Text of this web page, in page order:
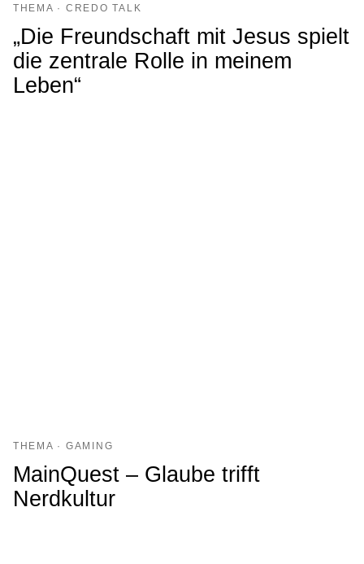
THEMA · CREDO TALK
„Die Freundschaft mit Jesus spielt
die zentrale Rolle in meinem
Leben“
THEMA · GAMING
MainQuest – Glaube trifft
Nerdkultur